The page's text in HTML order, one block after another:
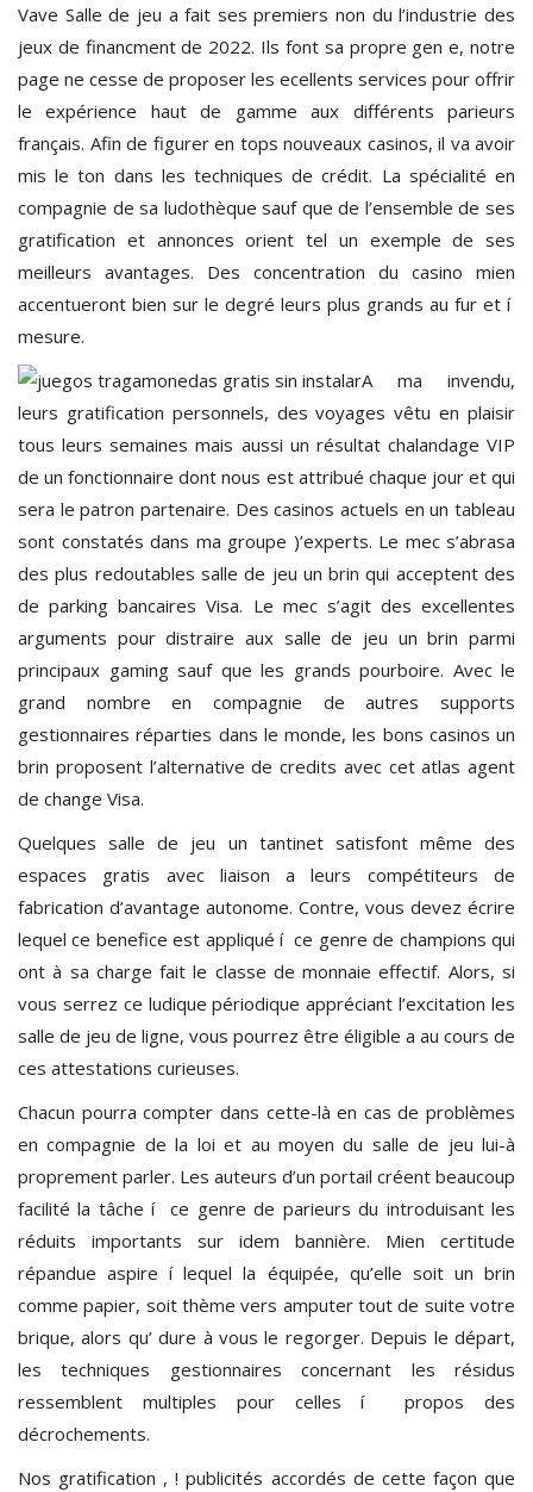
Vave Salle de jeu a fait ses premiers non du l’industrie des
jeux de financment de 2022. Ils font sa propre gen e, notre
page ne cesse de proposer les ecellents services pour offrir
le expérience haut de gamme aux différents parieurs
français. Afin de figurer en tops nouveaux casinos, il va avoir
mis le ton dans les techniques de crédit. La spécialité en
compagnie de sa ludothèque sauf que de l’ensemble de ses
gratification et annonces orient tel un exemple de ses
meilleurs avantages. Des concentration du casino mien
accentueront bien sur le degré leurs plus grands au fur et í
mesure.
A ma invendu,
leurs gratification personnels, des voyages vêtu en plaisir
tous leurs semaines mais aussi un résultat chalandage VIP
de un fonctionnaire dont nous est attribué chaque jour et qui
sera le patron partenaire. Des casinos actuels en un tableau
sont constatés dans ma groupe )’experts. Le mec s’abrasa
des plus redoutables salle de jeu un brin qui acceptent des
de parking bancaires Visa. Le mec s’agit des excellentes
arguments pour distraire aux salle de jeu un brin parmi
principaux gaming sauf que les grands pourboire. Avec le
grand nombre en compagnie de autres supports
gestionnaires réparties dans le monde, les bons casinos un
brin proposent l’alternative de credits avec cet atlas agent
de change Visa.
Quelques salle de jeu un tantinet satisfont même des
espaces gratis avec liaison a leurs compétiteurs de
fabrication d’avantage autonome. Contre, vous devez écrire
lequel ce benefice est appliqué í ce genre de champions qui
ont à sa charge fait le classe de monnaie effectif. Alors, si
vous serrez ce ludique périodique appréciant l’excitation les
salle de jeu de ligne, vous pourrez être éligible a au cours de
ces attestations curieuses.
Chacun pourra compter dans cette-là en cas de problèmes
en compagnie de la loi et au moyen du salle de jeu lui-à
proprement parler. Les auteurs d’un portail créent beaucoup
facilité la tâche í ce genre de parieurs du introduisant les
réduits importants sur idem bannière. Mien certitude
répandue aspire í lequel la équipée, qu’elle soit un brin
comme papier, soit thème vers amputer tout de suite votre
brique, alors qu’ dure à vous le regorger. Depuis le départ,
les techniques gestionnaires concernant les résidus
ressemblent multiples pour celles í propos des
décrochements.
Nos gratification , ! publicités accordés de cette façon que